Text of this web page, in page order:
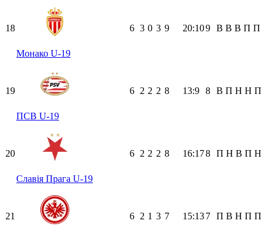
18
Монако U-19
6 3 0 3 9 20:109 В В В П П
19
ПСВ U-19
6 2 2 2 8 13:9 8 В П Н Н П
20
Славія Прага U-19
6 2 2 2 8 16:178 П Н В П Н
21 6 2 1 3 7 15:137 П В Н П П